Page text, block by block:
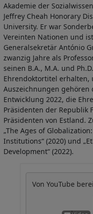
Akademie der
Jeffrey Cheah Honorary
University. Er war
Vereinten Nationen und
Generalsekretär António
zwanzig Jahre als
seinen B.A., M.A. und
Ehrendoktortitel erhalten,
Auszeichnungen gehören
Entwicklung 2022, die
Präsidenten der Republik
Präsidenten von Estland.
„The Ages of
Institutions“ (2020) und
Development“ (2022).
Von YouTube